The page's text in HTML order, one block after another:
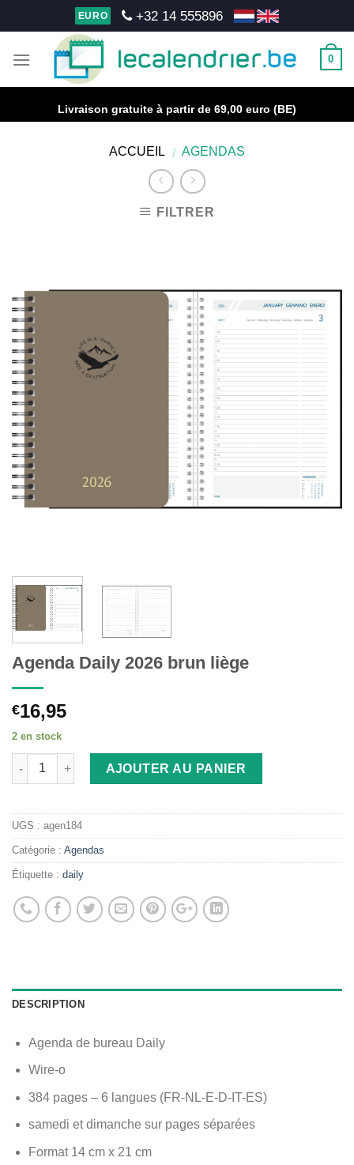
to
EURO +32 14 555896
0
Livraison gratuite à partir de 69,00 euro (BE)
ACCUEIL / AGENDAS
FILTRER
Agenda Daily 2026 brun liège
€16,95
2 en stock
AJOUTER AU PANIER
UGS : agen184
Catégorie : Agendas
Étiquette : daily
DESCRIPTION
Agenda de bureau Daily
Wire-o
384 pages – 6 langues (FR-NL-E-D-IT-ES)
samedi et dimanche sur pages séparées
Format 14 cm x 21 cm